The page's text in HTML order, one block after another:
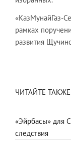
«КазМунайГаз-
рамках
развития
ЧИТАЙТЕ ТАКЖЕ
«Эйрбасы» для
следствия